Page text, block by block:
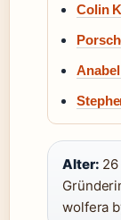
Colin
Alter: 26
wolfera